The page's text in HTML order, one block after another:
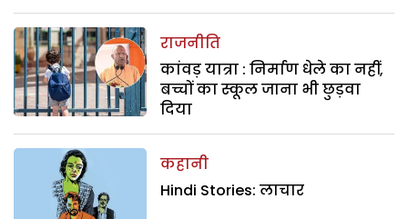
राजनीति
कांवड़ यात्रा : निर्माण धेले का नहीं,
बच्चों का स्कूल जाना भी छुड़वा
दिया
कहानी
Hindi Stories: लाचार